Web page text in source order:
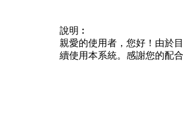
說明︰
親愛的使用者，您好！由於
續使用本系統。感謝您的配合